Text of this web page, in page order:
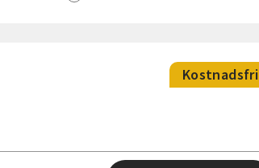
Kostnadsfri